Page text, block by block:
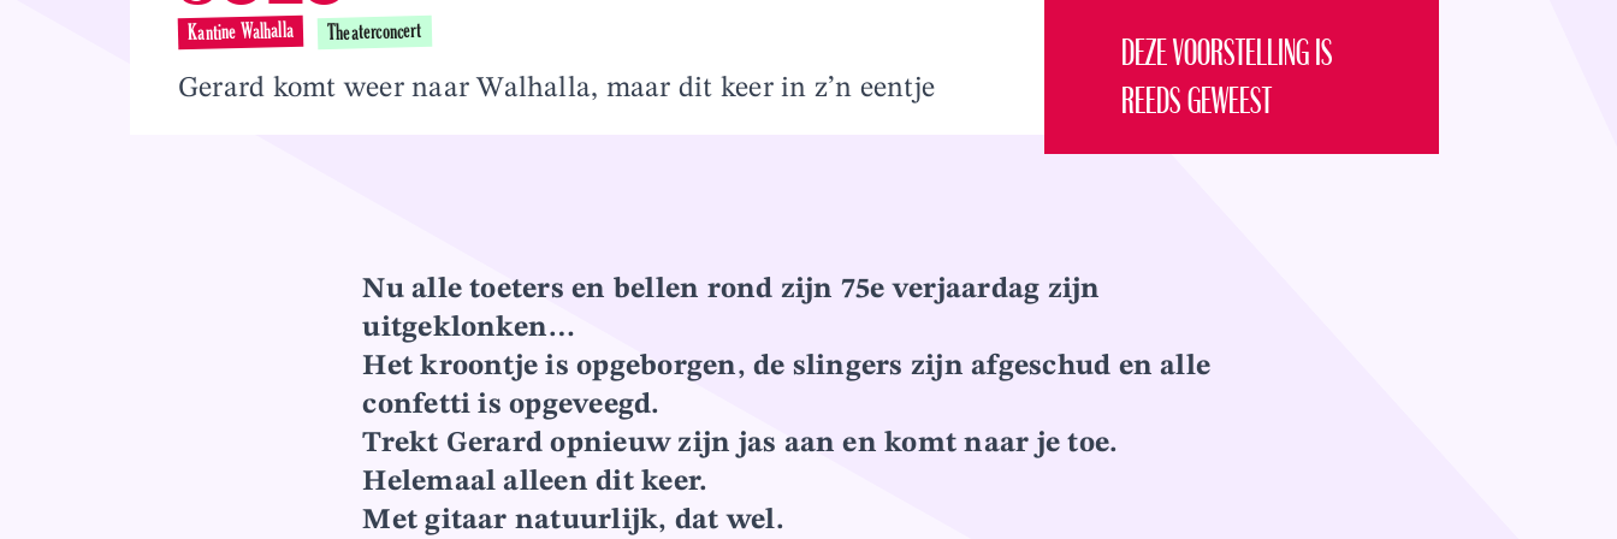
Overslaan en naar inhoud gaan
Kantine Walhalla Theaterconcert
Gerard komt weer naar Walhalla, maar dit keer in z’n eentje
DEZE VOORSTELLING IS
REEDS GEWEEST
Nu alle toeters en bellen rond zijn 75e verjaardag zijn
uitgeklonken…
Het kroontje is opgeborgen, de slingers zijn afgeschud en alle
confetti is opgeveegd.
Trekt Gerard opnieuw zijn jas aan en komt naar je toe.
Helemaal alleen dit keer.
Met gitaar natuurlijk, dat wel.